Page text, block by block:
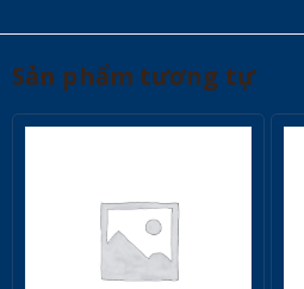
Sản phẩm tương tự